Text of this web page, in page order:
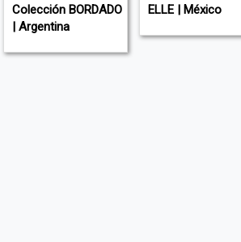
Colección BORDADO
| Argentina
ELLE | México